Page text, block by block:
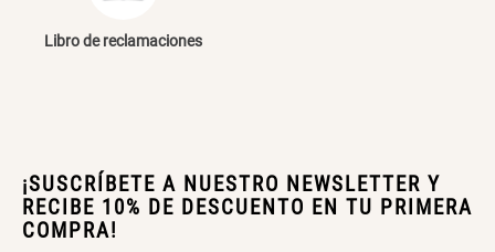
Libro de reclamaciones
¡SUSCRÍBETE A NUESTRO NEWSLETTER Y
RECIBE 10% DE DESCUENTO EN TU PRIMERA
COMPRA!
Cama Nido Grande para Perros
Canasto Bambú
S/ 35.90